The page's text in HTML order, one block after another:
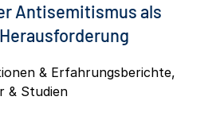
Antisemitismus als
& Erfahrungsberichte,
& Studien